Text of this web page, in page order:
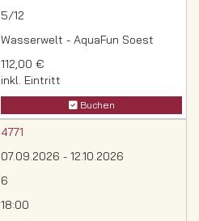
5/12
Wasserwelt - AquaFun Soest
112,00 €
inkl. Eintritt
Buchen
4771
07.09.2026 - 12.10.2026
6
18:00